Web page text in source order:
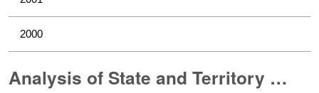
2000
Analysis of State and Territory Health Data